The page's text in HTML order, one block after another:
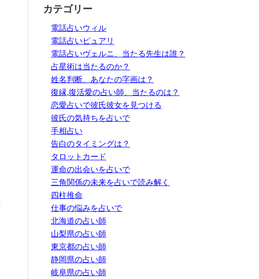
カテゴリー
電話占いウィル
電話占いピュアリ
電話占いヴェルニ、当たる先生は誰？
占星術は当たるのか？
姓名判断、あなたの字画は？
復縁,復活愛の占い師、当たるのは？
恋愛占いで彼氏彼女を見つける
彼氏の気持ちを占いで
手相占い
告白のタイミングは？
タロットカード
運命の出会いを占いで
三角関係の未来を占いで読み解く
四柱推命
仕事の悩みを占いで
北海道の占い師
山梨県の占い師
東京都の占い師
静岡県の占い師
岐阜県の占い師